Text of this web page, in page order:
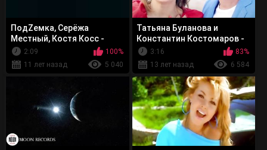
ПодZемка, Серёжа
Местный, Костя Косс -
#ДОЛБИТ
2:09
100%
11 лет назад
5 040
Татьяна Буланова и
Константин Костомаров -
С Этого Дня
3:16
83%
13 лет назад
6 584